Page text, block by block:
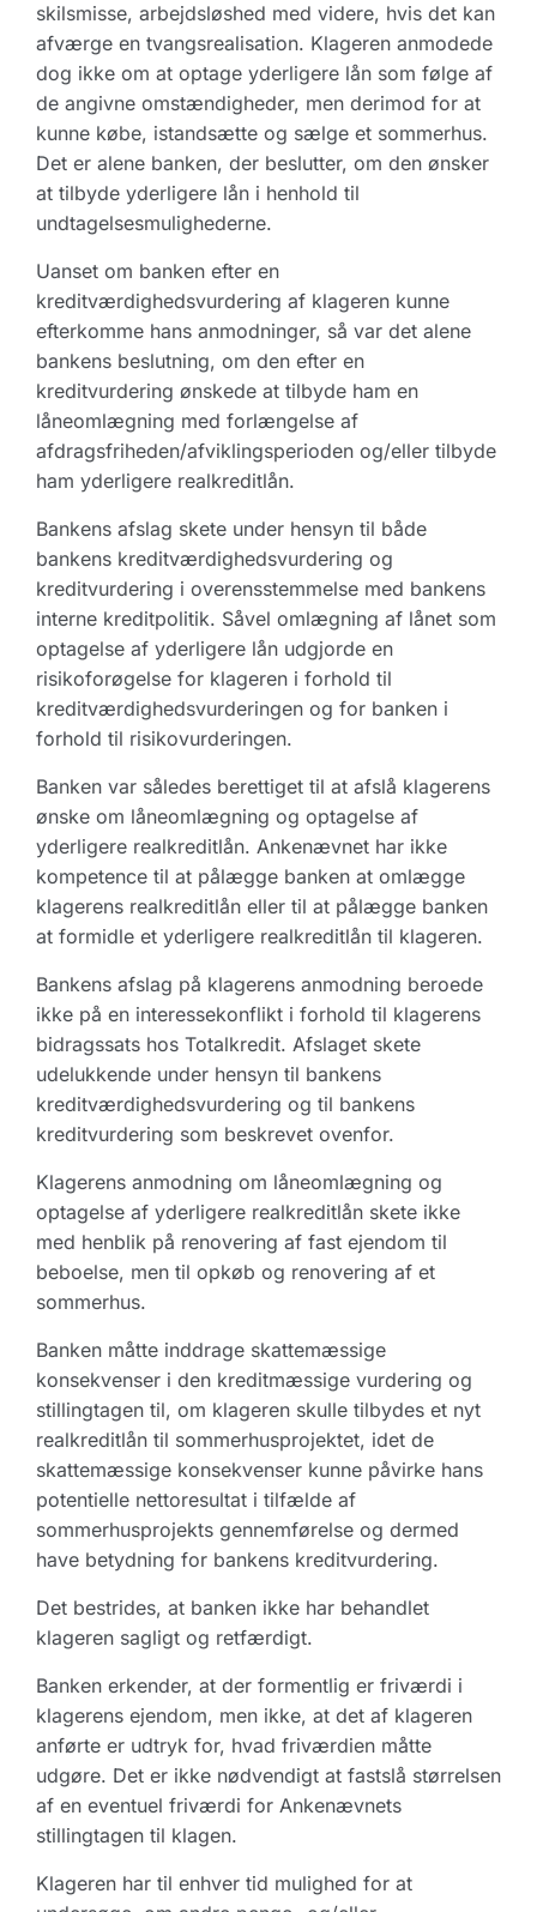
skilsmisse, arbejdsløshed med videre, hvis det kan
afværge en tvangsrealisation. Klageren anmodede
dog ikke om at optage yderligere lån som følge af
de angivne omstændigheder, men derimod for at
kunne købe, istandsætte og sælge et sommerhus.
Det er alene banken, der beslutter, om den ønsker
at tilbyde yderligere lån i henhold til
undtagelsesmulighederne.
Uanset om banken efter en
kreditværdighedsvurdering af klageren kunne
efterkomme hans anmodninger, så var det alene
bankens beslutning, om den efter en
kreditvurdering ønskede at tilbyde ham en
låneomlægning med forlængelse af
afdragsfriheden/afviklingsperioden og/eller tilbyde
ham yderligere realkreditlån.
Bankens afslag skete under hensyn til både
bankens kreditværdighedsvurdering og
kreditvurdering i overensstemmelse med bankens
interne kreditpolitik. Såvel omlægning af lånet som
optagelse af yderligere lån udgjorde en
risikoforøgelse for klageren i forhold til
kreditværdighedsvurderingen og for banken i
forhold til risikovurderingen.
Banken var således berettiget til at afslå klagerens
ønske om låneomlægning og optagelse af
yderligere realkreditlån. Ankenævnet har ikke
kompetence til at pålægge banken at omlægge
klagerens realkreditlån eller til at pålægge banken
at formidle et yderligere realkreditlån til klageren.
Bankens afslag på klagerens anmodning beroede
ikke på en interessekonflikt i forhold til klagerens
bidragssats hos Totalkredit. Afslaget skete
udelukkende under hensyn til bankens
kreditværdighedsvurdering og til bankens
kreditvurdering som beskrevet ovenfor.
Klagerens anmodning om låneomlægning og
optagelse af yderligere realkreditlån skete ikke
med henblik på renovering af fast ejendom til
beboelse, men til opkøb og renovering af et
sommerhus.
Banken måtte inddrage skattemæssige
konsekvenser i den kreditmæssige vurdering og
stillingtagen til, om klageren skulle tilbydes et nyt
realkreditlån til sommerhusprojektet, idet de
skattemæssige konsekvenser kunne påvirke hans
potentielle nettoresultat i tilfælde af
sommerhusprojekts gennemførelse og dermed
have betydning for bankens kreditvurdering.
Det bestrides, at banken ikke har behandlet
klageren sagligt og retfærdigt.
Banken erkender, at der formentlig er friværdi i
klagerens ejendom, men ikke, at det af klageren
anførte er udtryk for, hvad friværdien måtte
udgøre. Det er ikke nødvendigt at fastslå størrelsen
af en eventuel friværdi for Ankenævnets
stillingtagen til klagen.
Klageren har til enhver tid mulighed for at